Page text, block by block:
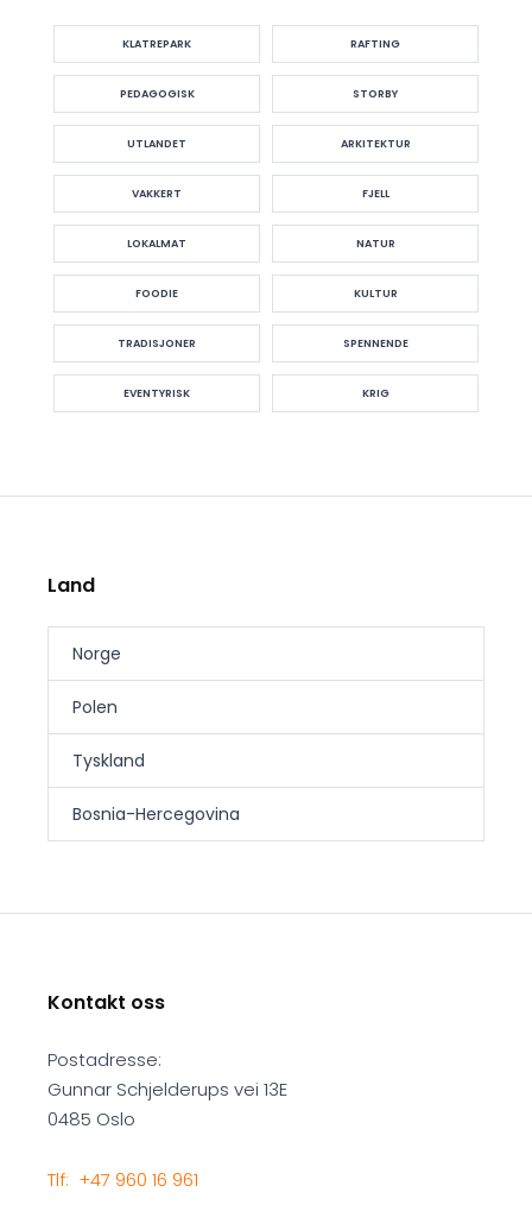
KLATREPARK RAFTING
PEDAGOGISK STORBY
UTLANDET ARKITEKTUR
VAKKERT FJELL
LOKALMAT NATUR
FOODIE KULTUR
TRADISJONER SPENNENDE
EVENTYRISK KRIG
Land
Norge
Polen
Tyskland
Bosnia-Hercegovina
Kontakt oss
Postadresse:
Gunnar Schjelderups vei 13E
0485 Oslo
Tlf: +47 960 16 961